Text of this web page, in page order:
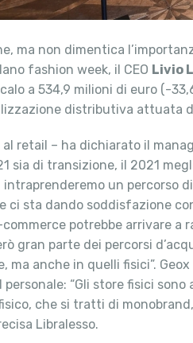
ma non dimentica
fashion week, il CEO Livio
a 534,9 milioni di euro (-
distributiva attuata
retail – ha dichiarato il
sia di transizione, il 2021
un percorso
ci sta dando soddisfazione
potrebbe arrivare
gran parte dei percorsi
ma anche in quelli fisici”.
“Gli store fisici
che si tratti di
Libralesso.